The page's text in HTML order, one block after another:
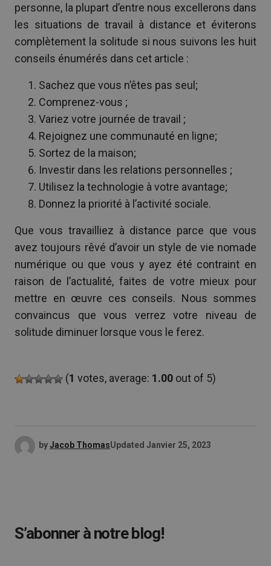
personne, la plupart d’entre nous excellerons dans
les situations de travail à distance et éviterons
complètement la solitude si nous suivons les huit
conseils énumérés dans cet article :
Sachez que vous n’êtes pas seul;
Comprenez-vous ;
Variez votre journée de travail ;
Rejoignez une communauté en ligne;
Sortez de la maison;
Investir dans les relations personnelles ;
Utilisez la technologie à votre avantage;
Donnez la priorité à l’activité sociale.
Que vous travailliez à distance parce que vous
avez toujours rêvé d’avoir un style de vie nomade
numérique ou que vous y ayez été contraint en
raison de l’actualité, faites de votre mieux pour
mettre en œuvre ces conseils. Nous sommes
convaincus que vous verrez votre niveau de
solitude diminuer lorsque vous le ferez.
(1 votes, average: 1.00 out of 5)
byJacob ThomasUpdated Janvier 25, 2023
S’abonner à notre blog!